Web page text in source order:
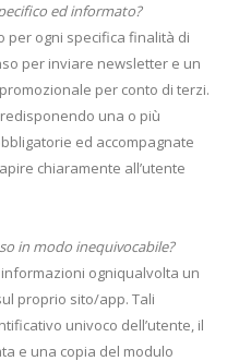
ed informato?
per ogni specifica finalità di
per inviare newsletter e un
per conto di terzi.
una o più
ed accompagnate
chiaramente all’utente
in modo inequivocabile?
ogniqualvolta un
proprio sito/app. Tali
univoco dell’utente, il
e una copia del modulo